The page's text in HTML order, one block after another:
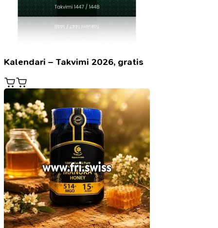
Kalendari – Takvimi 2026, gratis